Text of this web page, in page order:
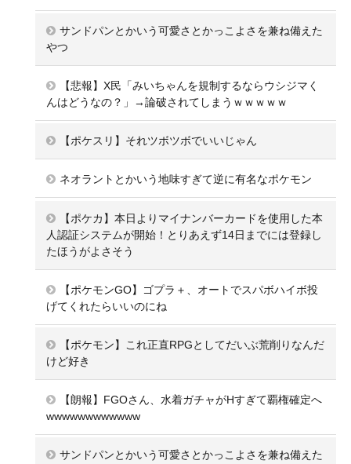
サンドパンとかいう可愛さとかっこよさを兼ね備えた
やつ
【悲報】X民「みいちゃんを規制するならウシジマく
んはどうなの？」→論破されてしまうｗｗｗｗｗ
【ポケスリ】それツボツボでいいじゃん
ネオラントとかいう地味すぎて逆に有名なポケモン
【ポケカ】本日よりマイナンバーカードを使用した本
人認証システムが開始！とりあえず14日までには登録し
たほうがよさそう
【ポケモンGO】ゴプラ＋、オートでスパボハイボ投
げてくれたらいいのにね
【ポケモン】これ正直RPGとしてだいぶ荒削りなんだ
けど好き
【朗報】FGOさん、水着ガチャがHすぎて覇権確定へ
wwwwwwwwwwww
サンドパンとかいう可愛さとかっこよさを兼ね備えた